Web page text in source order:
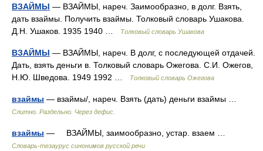
ВЗАЙМЫ — ВЗАЙМЫ, нареч. Заимообразно, в долг. Взять,
дать взаймы. Получить взаймы. Толковый словарь Ушакова.
Д.Н. Ушаков. 1935 1940 …
Толковый словарь Ушакова
ВЗАЙМЫ — ВЗАЙМЫ, нареч. В долг, с последующей отдачей.
Дать, взять деньги в. Толковый словарь Ожегова. С.И. Ожегов,
Н.Ю. Шведова. 1949 1992 …
Толковый словарь Ожегова
взаймы — взаймы/, нареч. Взять (дать) деньги взаймы …
Слитно. Раздельно. Через дефис.
взаймы — ВЗАЙМЫ, заимообразно, устар. взаем …
Словарь-тезаурус синонимов русской речи